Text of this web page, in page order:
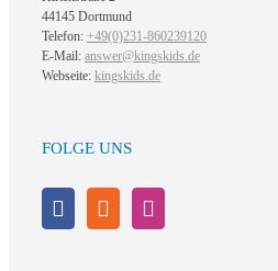
44145 Dortmund
Telefon: +49(0)231-860239120
E-Mail: answer@kingskids.de
Webseite: kingskids.de
FOLGE UNS